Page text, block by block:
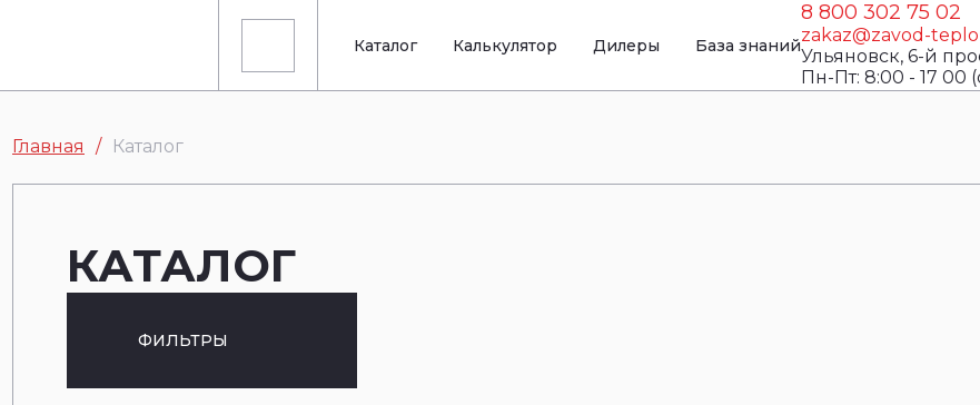
Каталог Калькулятор Дилеры База знаний
8 800 302 75 02
zakaz@zavod-
Ульяновск, 6-й
Пн-Пт: 8:00 - 17 00
Главная Каталог
КАТАЛОГ
ФИЛЬТРЫ